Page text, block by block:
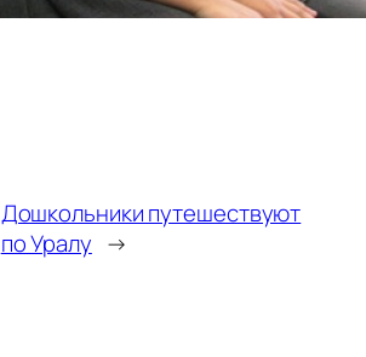
Дошкольники путешествуют
по Уралу →